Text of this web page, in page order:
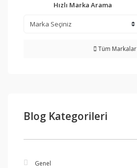
Hızlı Marka Arama
Tüm Markalar
Blog Kategorileri
Genel